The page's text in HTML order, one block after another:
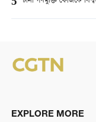
EXPLORE MORE